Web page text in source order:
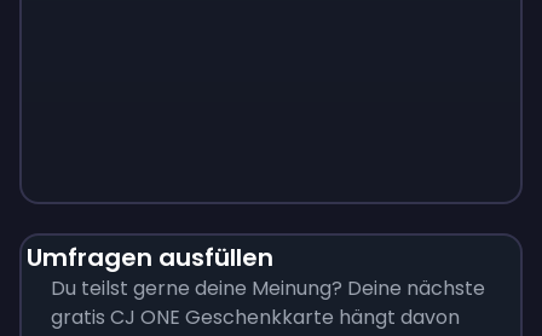
Umfragen ausfüllen
Du teilst gerne deine Meinung? Deine nächste
gratis CJ ONE Geschenkkarte hängt davon